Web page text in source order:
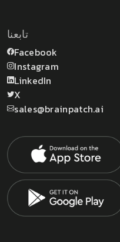
تابعنا
Facebook
Instagram
LinkedIn
X
sales@brainpatch.ai